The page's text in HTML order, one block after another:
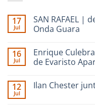
17
Jul
SAN RAFAEL |
Onda Guara
comentarios
en
SAN
dedicado
16
Jul
Enrique
de Evaristo
comentarios
12
Jul
Ilan Chester